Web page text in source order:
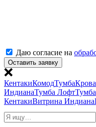
Даю согласие на
КентакиКомодТумба
ИндианаТумба Лофт
КентакиВитрина Индиана